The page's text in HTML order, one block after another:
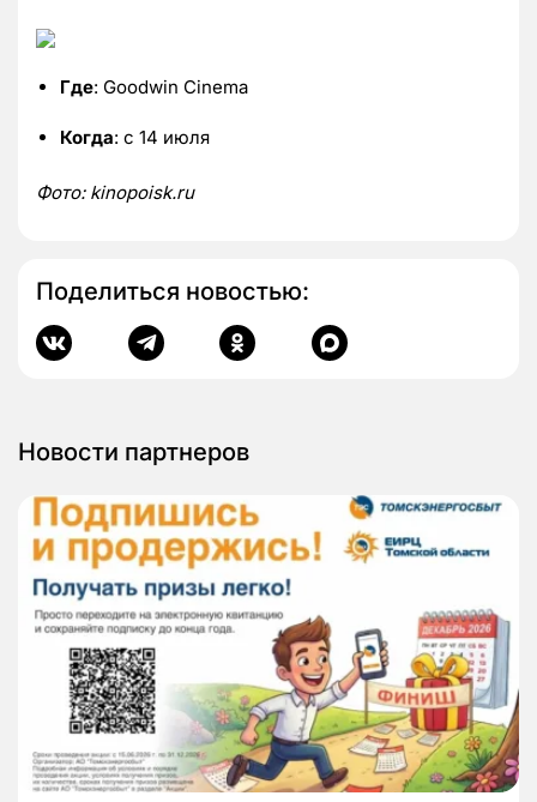
Где: Goodwin Cinema
Когда: с 14 июля
Фото: kinopoisk.ru
Поделиться новостью:
Новости партнеров